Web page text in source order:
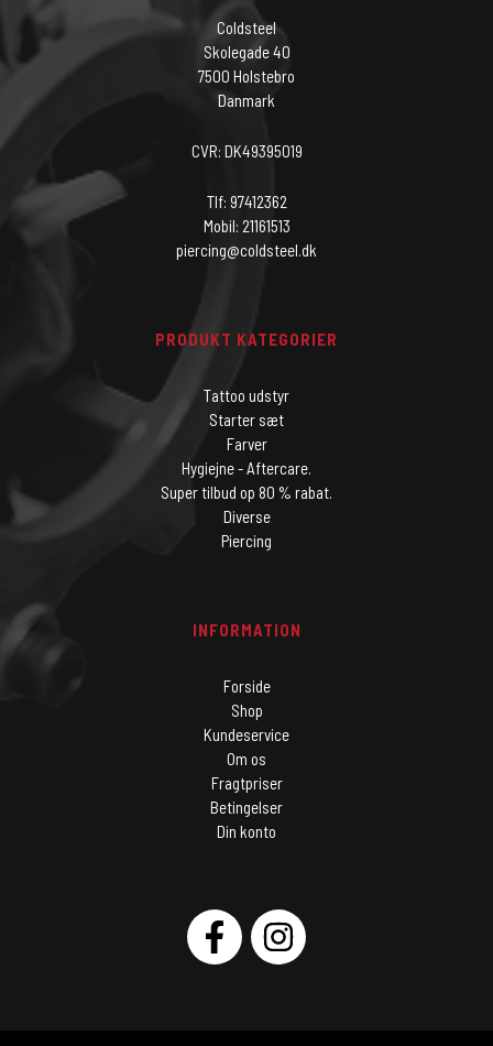
Coldsteel
Skolegade 40
7500 Holstebro
Danmark
CVR: DK49395019
Tlf: 97412362
Mobil: 21161513
piercing@coldsteel.dk
PRODUKT KATEGORIER
Tattoo udstyr
Starter sæt
Farver
Hygiejne - Aftercare.
Super tilbud op 80 % rabat.
Diverse
Piercing
INFORMATION
Forside
Shop
Kundeservice
Om os
Fragtpriser
Betingelser
Din konto